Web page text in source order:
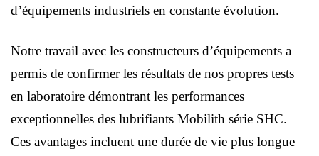
d’équipements industriels en constante évolution.
Notre travail avec les constructeurs d’équipements a
permis de confirmer les résultats de nos propres tests
en laboratoire démontrant les performances
exceptionnelles des lubrifiants Mobilith série SHC.
Ces avantages incluent une durée de vie plus longue